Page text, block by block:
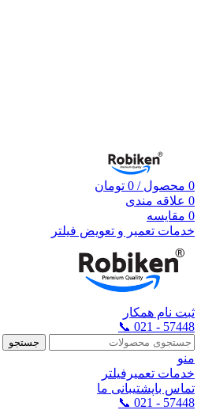
0 محصول /
0 تومان
0 علاقه مندی
0 مقایسه
خدمات تعمیر و تعویض فیلتر
ثبت نام همکار
57448 - 021 📞
جستجو
منو
خدمات تعمیرفیلتر
تماس باپشتیبانی ما
57448 - 021 📞